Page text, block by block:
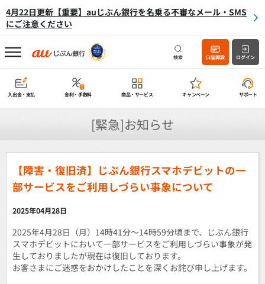
4月22日更新【重要】auじぶん銀行を名乗る不審なメール・SMS
にご注意ください
検索 口座開設 ログイン
入出金・支払 金利・手数料 商品・サービス キャンペーン サポート
[緊急]お知らせ
【障害・復旧済】じぶん銀行スマホデビットの一
部サービスをご利用しづらい事象について
2025年04月28日
2025年4月28日（月）14時41分〜14時59分頃まで、じぶん銀行
スマホデビットにおいて一部サービスをご利用しづらい事象が発
生しておりましたが現在は復旧しております。
お客さまにご迷惑をおかけしたことを深くお詫び申し上げます。